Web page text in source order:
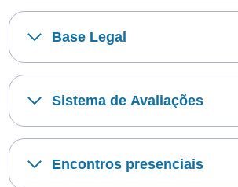
Base Legal
Sistema de Avaliações
Encontros presenciais